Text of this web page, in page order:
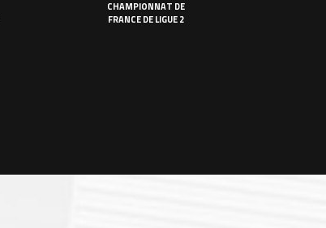
CHAMPIONNAT DE
FRANCE DE LIGUE 2